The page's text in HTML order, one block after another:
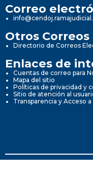
Correo
Otros
Directorio de Correos
Enlaces de
Cuentas de correo para
Mapa del sitio
Políticas de privacidad y
Sitio de atención al
Transparencia y Acceso